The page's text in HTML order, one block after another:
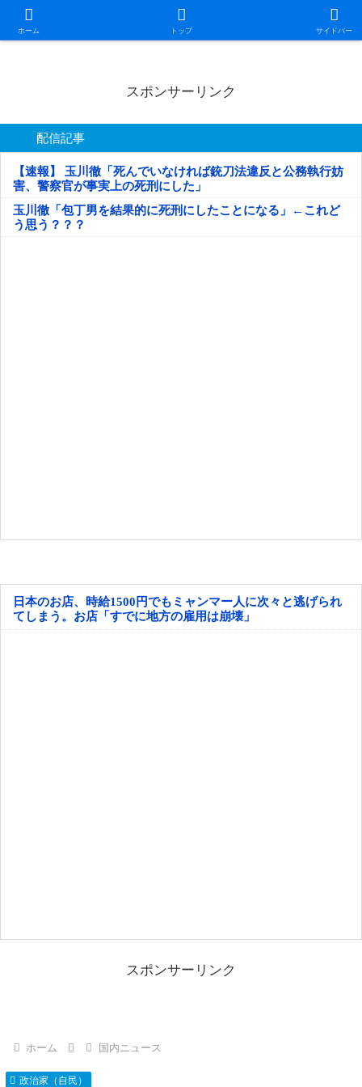
ホーム トップ サイドバー
日本第一！ニュース録
スポンサーリンク
配信記事
【速報】 玉川徹「死んでいなければ銃刀法違反と公務執行妨
害、警察官が事実上の死刑にした」
玉川徹「包丁男を結果的に死刑にしたことになる」←これど
う思う？？？
日本のお店、時給1500円でもミャンマー人に次々と逃げられ
てしまう。お店「すでに地方の雇用は崩壊」
スポンサーリンク
ホーム 国内ニュース
政治家（自民）